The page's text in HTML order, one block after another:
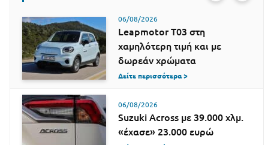
06/08/2026
Leapmotor T03 στη
χαμηλότερη τιμή και με
δωρεάν χρώματα
Δείτε περισσότερα >
06/08/2026
Suzuki Across με 39.000 χλμ.
«έχασε» 23.000 ευρώ